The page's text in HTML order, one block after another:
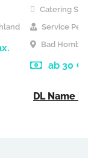
Catering
Service
Bad
ab 30 €
DL Name